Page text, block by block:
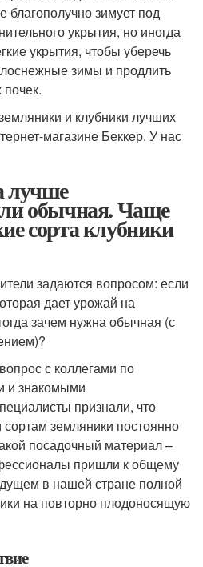
зимует под
укрытия, но иногда
укрытия, чтобы уберечь
зимы и продлить
почек.
и клубники лучших
магазине Беккер. У нас
лучше
обычная. Чаще
сорта клубники
задаются вопросом: если
дает урожай на
зачем нужна обычная (с
с коллегами по
и знакомыми
признали, что
земляники постоянно
посадочный материал –
пришли к общему
в нашей стране полной
на повторно плодоносящую